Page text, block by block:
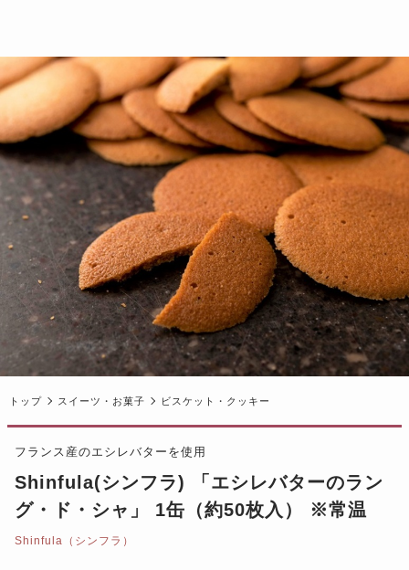
トップ スイーツ・お菓子 ビスケット・クッキー
フランス産のエシレバターを使用
Shinfula(シンフラ) 「エシレバターのラン
グ・ド・シャ」 1缶（約50枚入） ※常温
Shinfula（シンフラ）